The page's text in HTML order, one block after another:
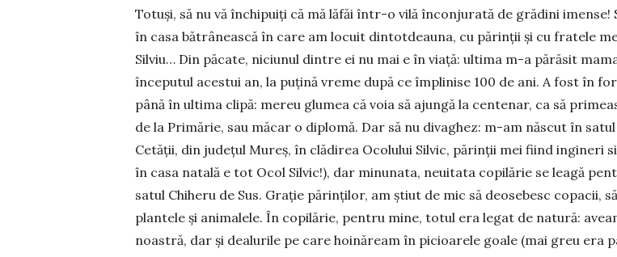
Totuși, să nu vă închipuiți că mă lăfăi într-o vilă înconjurată de grădini imense!
în casa bătrânească în care am lo­cuit dintotdeauna, cu părinții și cu fratele
Silviu… Din păcate, niciunul dintre ei nu mai e în viață: ultima m-a părăsit
începutul acestui an, la puțină vre­me după ce împlinise 100 de ani. A fost în
până în ultima clipă: mereu glumea că voia să ajungă la centenar, ca să
de la Primărie, sau mă­car o diplomă. Dar să nu divaghez: m-am năs­cut în
Cetății, din județul Mureș, în clădirea Ocolului Silvic, părinții mei fiind ingineri
în casa na­tală e tot Ocol Silvic!), dar minunata, ne­uitata copilărie se leagă
satul Chi­heru de Sus. Grație părinților, am știut de mic să deosebesc copacii,
plan­tele și animalele. În copilărie, pentru mine, totul era legat de natură:
noastră, dar și dealurile pe care hoină­ream în picioarele goale (mai greu era